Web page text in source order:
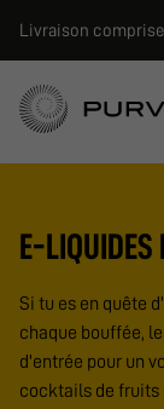
Livraison
E-LIQUIDES
Si tu es en quête
chaque bouffée,
d'entrée pour un
cocktails de fruits